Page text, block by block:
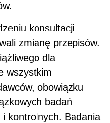
konsultacji
zmianę przepisów.
dla
wszystkim
obowiązku
badań
kontrolnych. Badania